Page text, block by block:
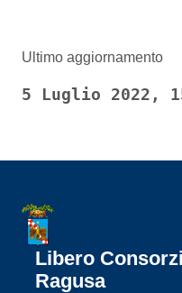
Ultimo aggiornamento
5 Luglio 2022,
Libero
Ragusa